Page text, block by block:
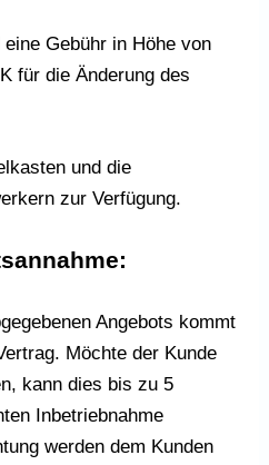
Gebühr in Höhe von
für die Änderung des
und die
zur Verfügung.
Angebots kommt
Möchte der Kunde
kann dies bis zu 5
Inbetriebnahme
werden dem Kunden